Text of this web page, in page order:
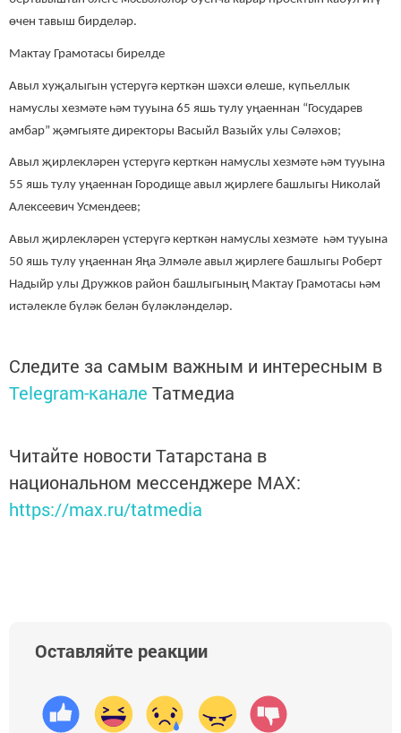
өчен тавыш бирделәр.
Мактау Грамотасы бирелде
Авыл хуҗалыгын үстерүгә керткән шәхси өлеше, күпьеллык
намуслы хезмәте һәм тууына 65 яшь тулу уңаеннан “Государев
амбар” җәмгыяте директоры Васыйл Вазыйх улы Сәләхов;
Авыл җирлекләрен үстерүгә керткән намуслы хезмәте һәм тууына
55 яшь тулу уңаеннан Городище авыл җирлеге башлыгы Николай
Алексеевич Усмендеев;
Авыл җирлекләрен үстерүгә керткән намуслы хезмәте һәм тууына
50 яшь тулу уңаеннан Яңа Элмәле авыл җирлеге башлыгы Роберт
Надыйр улы Дружков район башлыгының Мактау Грамотасы һәм
истәлекле бүләк белән бүләкләнделәр.
Следите за самым важным и интересным в
Telegram-канале Татмедиа
Читайте новости Татарстана в
национальном мессенджере MАХ:
https://max.ru/tatmedia
Оставляйте реакции